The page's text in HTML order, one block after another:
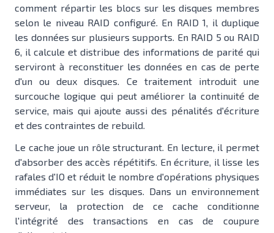
comment répartir les blocs sur les disques membres
selon le niveau RAID configuré. En RAID 1, il duplique
les données sur plusieurs supports. En RAID 5 ou RAID
6, il calcule et distribue des informations de parité qui
serviront à reconstituer les données en cas de perte
d'un ou deux disques. Ce traitement introduit une
surcouche logique qui peut améliorer la continuité de
service, mais qui ajoute aussi des pénalités d'écriture
et des contraintes de rebuild.
Le cache joue un rôle structurant. En lecture, il permet
d'absorber des accès répétitifs. En écriture, il lisse les
rafales d'IO et réduit le nombre d'opérations physiques
immédiates sur les disques. Dans un environnement
serveur, la protection de ce cache conditionne
l'intégrité des transactions en cas de coupure